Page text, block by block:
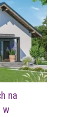
na
w